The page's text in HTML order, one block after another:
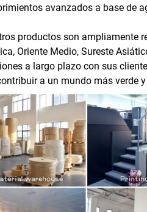
avanzados a base de
productos son ampliamente
Oriente Medio, Sureste
a largo plazo con sus
a un mundo más verde